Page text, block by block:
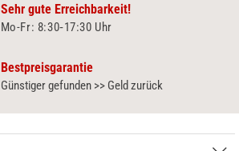
Sehr gute Erreichbarkeit!
Mo-Fr: 8:30‑17:30 Uhr
Bestpreisgarantie
Günstiger gefunden >> Geld zurück